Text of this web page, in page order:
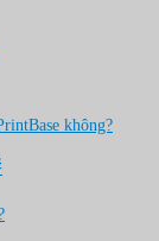
không?